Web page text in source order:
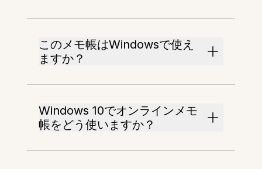
このメモ帳はWindowsで使え
ますか？
Windows 10でオンラインメモ
帳をどう使いますか？